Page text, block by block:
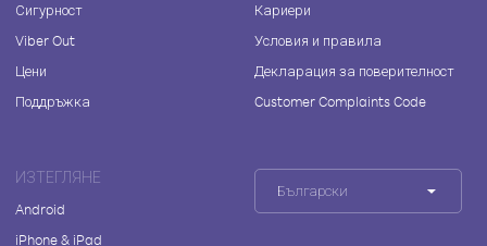
Сигурност
Viber Out
Цени
Поддръжка
Кариери
Условия и правила
Декларация за поверителност
Customer Complaints Code
ИЗТЕГЛЯНЕ
Android
iPhone & iPad
Български